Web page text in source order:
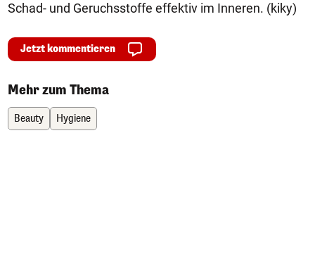
Schad- und Geruchsstoffe effektiv im Inneren. (kiky)
Jetzt kommentieren
Mehr zum Thema
Beauty Hygiene